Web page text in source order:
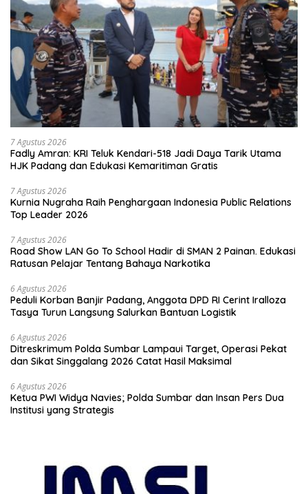
7 Agustus 2026
Fadly Amran: KRI Teluk Kendari-518 Jadi Daya Tarik Utama
HJK Padang dan Edukasi Kemaritiman Gratis
7 Agustus 2026
Kurnia Nugraha Raih Penghargaan Indonesia Public Relations
Top Leader 2026
7 Agustus 2026
Road Show LAN Go To School Hadir di SMAN 2 Painan. Edukasi
Ratusan Pelajar Tentang Bahaya Narkotika
6 Agustus 2026
Peduli Korban Banjir Padang, Anggota DPD RI Cerint Iralloza
Tasya Turun Langsung Salurkan Bantuan Logistik
6 Agustus 2026
Ditreskrimum Polda Sumbar Lampaui Target, Operasi Pekat
dan Sikat Singgalang 2026 Catat Hasil Maksimal
6 Agustus 2026
Ketua PWI Widya Navies; Polda Sumbar dan Insan Pers Dua
Institusi yang Strategis